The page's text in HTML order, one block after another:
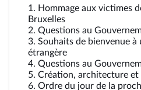
1. Hommage aux victimes
Bruxelles
2. Questions au
3. Souhaits de bienvenue à
étrangère
4. Questions au
5. Création, architecture
6. Ordre du jour de la